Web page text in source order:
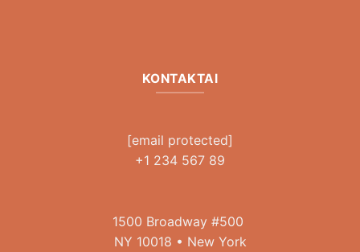
KONTAKTAI
[email protected]
+1 234 567 89
1500 Broadway #500
NY 10018 • New York